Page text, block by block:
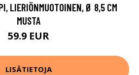
LIERIÖNMUOTOINEN, Ø 8,5 CM
MUSTA
59.9 EUR
LISÄTIETOJA